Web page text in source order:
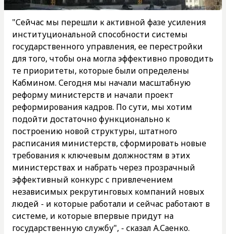
"Сейчас мы перешли к активной фазе усиления
институциональной способности системы
государственного управления, ее перестройки
для того, чтобы она могла эффективно проводить
те приоритеты, которые были определены
Кабмином. Сегодня мы начали масштабную
реформу министерств и начали проект
реформирования кадров. По сути, мы хотим
подойти достаточно функционально к
построению новой структуры, штатного
расписания министерств, сформировать новые
требования к ключевым должностям в этих
министерствах и набрать через прозрачный
эффективный конкурс с привлечением
независимых рекрутинговых компаний новых
людей - и которые работали и сейчас работают в
системе, и которые впервые придут на
государственную службу", - сказал А.Саенко.